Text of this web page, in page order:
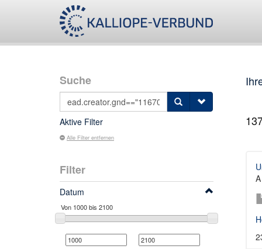
Suche
Aktive Filter
Alle Filter entfernen
Filter
Datum